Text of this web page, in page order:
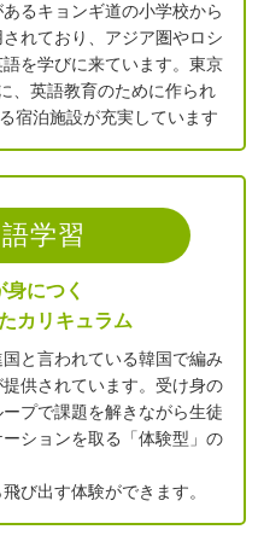
るキョンギ道の小学校から
れており、アジア圏やロシ
を学びに来ています。東京
、英語教育のために作られ
宿泊施設が充実しています
学習
につく
カリキュラム
と言われている韓国で編み
供されています。受け身の
プで課題を解きながら生徒
ションを取る「体験型」の
び出す体験ができます。